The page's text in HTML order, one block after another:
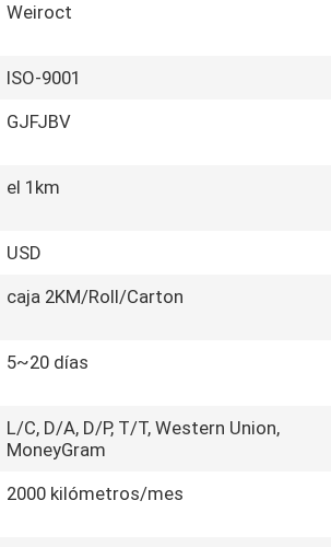
Weiroct
ISO-9001
GJFJBV
el 1km
USD
caja 2KM/Roll/Carton
5~20 días
L/C, D/A, D/P, T/T, Western Union,
MoneyGram
2000 kilómetros/mes